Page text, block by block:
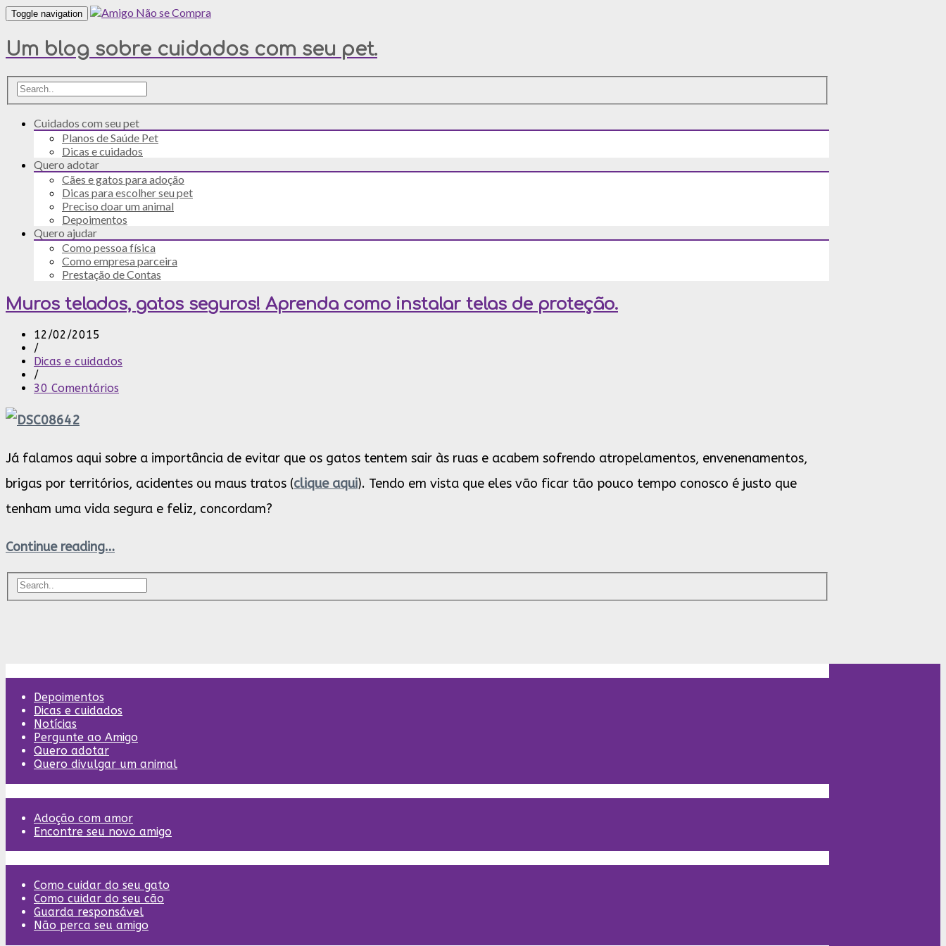
Toggle navigation
Um blog sobre cuidados com seu pet.
Cuidados com seu pet
Planos de Saúde Pet
Dicas e cuidados
Quero adotar
Cães e gatos para adoção
Dicas para escolher seu pet
Preciso doar um animal
Depoimentos
Quero ajudar
Como pessoa física
Como empresa parceira
Prestação de Contas
Muros telados, gatos seguros! Aprenda como instalar telas de proteção.
12/02/2015
/
Dicas e cuidados
/
30 Comentários
Já falamos aqui sobre a importância de evitar que os gatos tentem sair às ruas e acabem sofrendo atropelamentos, envenenamentos,
brigas por territórios, acidentes ou maus tratos (clique aqui). Tendo em vista que eles vão ficar tão pouco tempo conosco é justo que
tenham uma vida segura e feliz, concordam?
Continue reading…
Depoimentos
Dicas e cuidados
Notícias
Pergunte ao Amigo
Quero adotar
Quero divulgar um animal
Adoção com amor
Encontre seu novo amigo
Como cuidar do seu gato
Como cuidar do seu cão
Guarda responsável
Não perca seu amigo